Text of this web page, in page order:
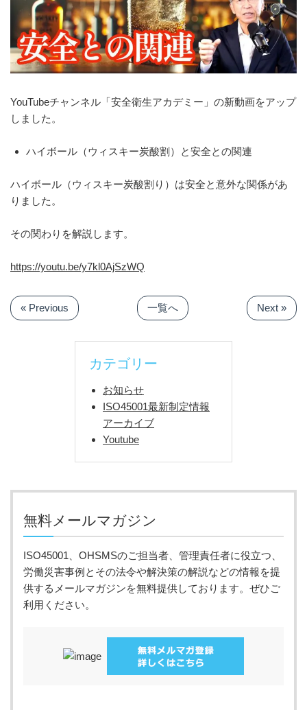
YouTubeチャンネル「安全衛生アカデミー」の新動画をアップ
しました。
ハイボール（ウィスキー炭酸割）と安全との関連
ハイボール（ウィスキー炭酸割り）は安全と意外な関係があ
りました。
その関わりを解説します。
https://youtu.be/y7kl0AjSzWQ
« Previous 一覧へ Next »
カテゴリー
お知らせ
ISO45001最新制定情報
アーカイブ
Youtube
無料メールマガジン
ISO45001、OHSMSのご担当者、管理責任者に役立つ、
労働災害事例とその法令や解決策の解説などの情報を提
供するメールマガジンを無料提供しております。ぜひご
利用ください。